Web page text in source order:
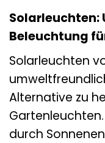
Beleuchtung
Solarleuchten
Alternative zu
durch